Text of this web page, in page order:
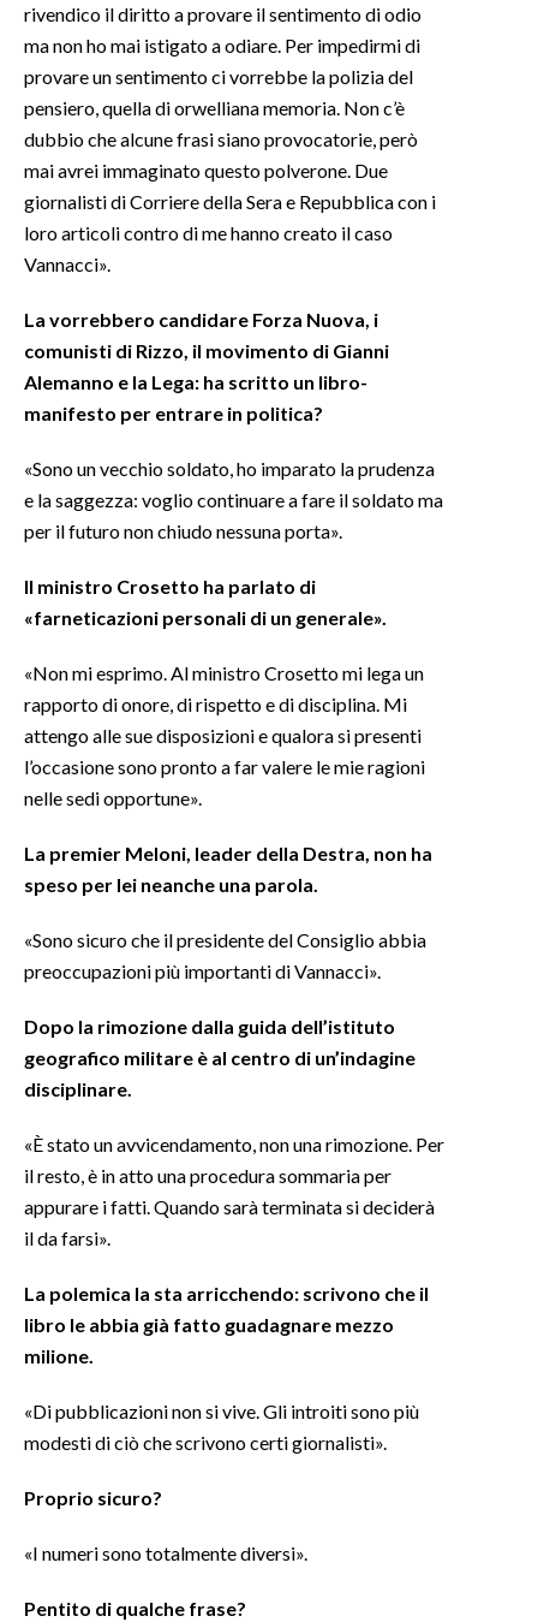
rivendico il diritto a provare il sentimento di odio
ma non ho mai istigato a odiare. Per impedirmi di
provare un sentimento ci vorrebbe la polizia del
pensiero, quella di orwelliana memoria. Non c’è
dubbio che alcune frasi siano provocatorie, però
mai avrei immaginato questo polverone. Due
giornalisti di Corriere della Sera e Repubblica con i
loro articoli contro di me hanno creato il caso
Vannacci».
La vorrebbero candidare Forza Nuova, i
comunisti di Rizzo, il movimento di Gianni
Alemanno e la Lega: ha scritto un libro-
manifesto per entrare in politica?
«Sono un vecchio soldato, ho imparato la prudenza
e la saggezza: voglio continuare a fare il soldato ma
per il futuro non chiudo nessuna porta».
Il ministro Crosetto ha parlato di
«farneticazioni personali di un generale».
«Non mi esprimo. Al ministro Crosetto mi lega un
rapporto di onore, di rispetto e di disciplina. Mi
attengo alle sue disposizioni e qualora si presenti
l’occasione sono pronto a far valere le mie ragioni
nelle sedi opportune».
La premier Meloni, leader della Destra, non ha
speso per lei neanche una parola.
«Sono sicuro che il presidente del Consiglio abbia
preoccupazioni più importanti di Vannacci».
Dopo la rimozione dalla guida dell’istituto
geografico militare è al centro di un’indagine
disciplinare.
«È stato un avvicendamento, non una rimozione. Per
il resto, è in atto una procedura sommaria per
appurare i fatti. Quando sarà terminata si deciderà
il da farsi».
La polemica la sta arricchendo: scrivono che il
libro le abbia già fatto guadagnare mezzo
milione.
«Di pubblicazioni non si vive. Gli introiti sono più
modesti di ciò che scrivono certi giornalisti».
Proprio sicuro?
«I numeri sono totalmente diversi».
Pentito di qualche frase?